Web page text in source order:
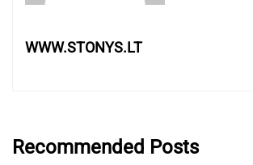
WWW.STONYS.LT
Recommended Posts